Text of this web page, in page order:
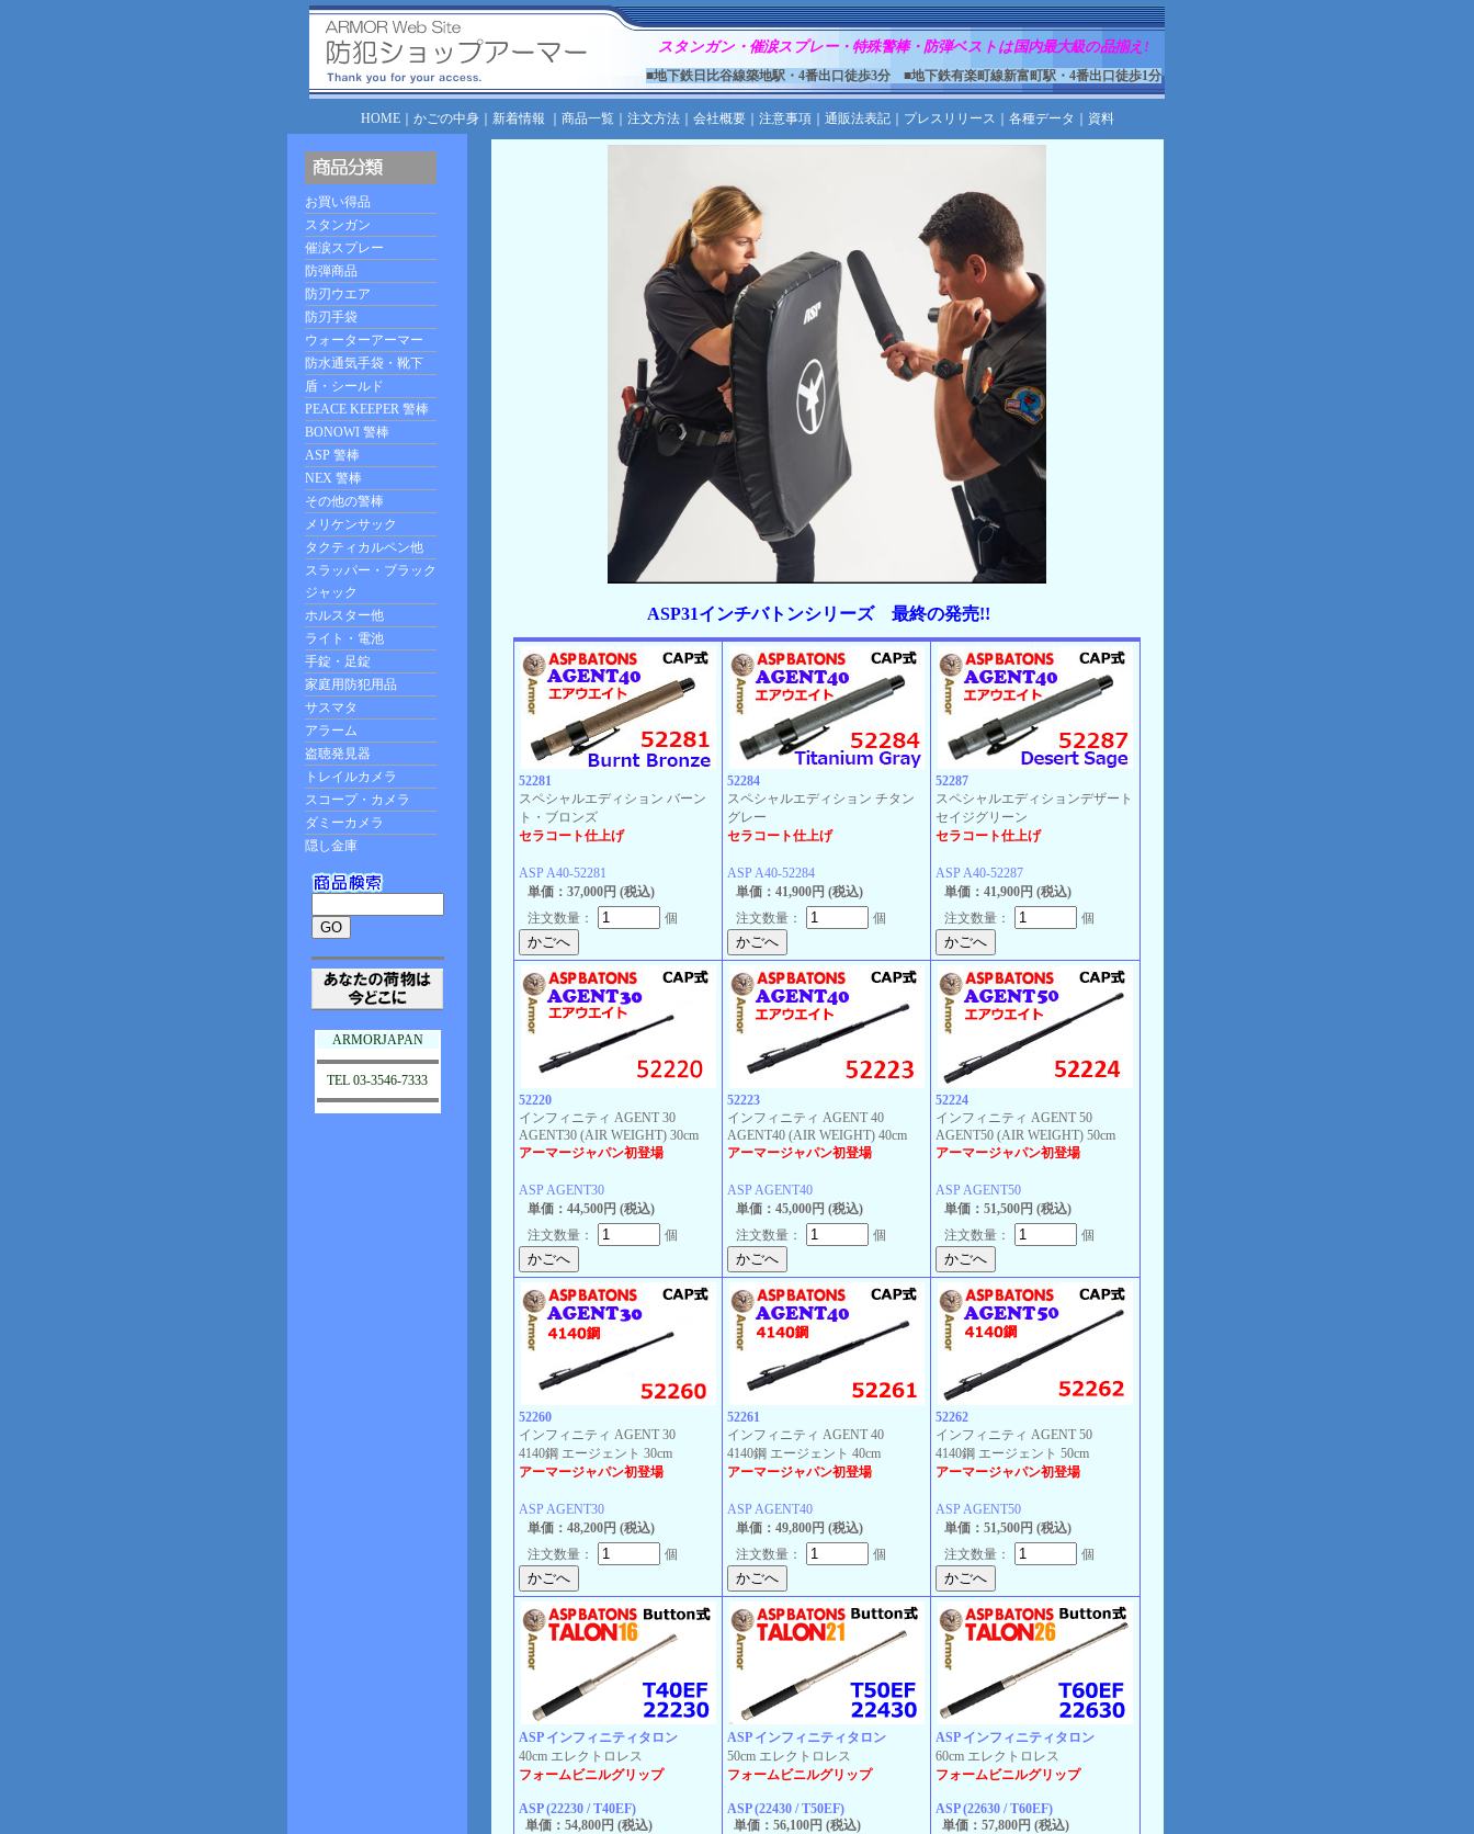
スタンガン・催涙スプレー・特殊警棒・防弾ベストは国内最大級の品揃え!
■地下鉄日比谷線築地駅・4番出口徒歩3分 ■地下鉄有楽町線新富町駅・4番出口徒歩1分
HOME｜ かごの中身｜ 新着情報 商品一覧｜ 注文方法｜ 会社概要｜ 注意事項｜ 通販法表記｜ プレスリリース 各種データ 資料
ARMORJAPAN
TEL 03-3546-7333
ASP31インチバトンシリーズ 最終の発売!!
52281
スペシャルエディション バーン
ト・ブロンズ
セラコート仕上げ
ASP A40-52281
単価：37,000円 (税込)
注文数量：
個
52284
スペシャルエディション チタン
グレー
セラコート仕上げ
ASP A40-52284
単価：41,900円 (税込)
注文数量：
個
52287
スペシャルエディションデザート
セイジグリーン
セラコート仕上げ
ASP A40-52287
単価：41,900円 (税込)
注文数量：
個
52220
インフィニティ AGENT 30
AGENT30 (AIR WEIGHT) 30cm
アーマージャパン初登場
ASP AGENT30
単価：44,500円 (税込)
注文数量：
個
52223
インフィニティ AGENT 40
AGENT40 (AIR WEIGHT) 40cm
アーマージャパン初登場
ASP AGENT40
単価：45,000円 (税込)
注文数量：
個
52224
インフィニティ AGENT 50
AGENT50 (AIR WEIGHT) 50cm
アーマージャパン初登場
ASP AGENT50
単価：51,500円 (税込)
注文数量：
個
52260
インフィニティ AGENT 30
4140鋼 エージェント 30cm
アーマージャパン初登場
ASP AGENT30
単価：48,200円 (税込)
注文数量：
個
52261
インフィニティ AGENT 40
4140鋼 エージェント 40cm
アーマージャパン初登場
ASP AGENT40
単価：49,800円 (税込)
注文数量：
個
52262
インフィニティ AGENT 50
4140鋼 エージェント 50cm
アーマージャパン初登場
ASP AGENT50
単価：51,500円 (税込)
注文数量：
個
ASP インフィニティタロン
40cm エレクトロレス
フォームビニルグリップ
ASP (22230 / T40EF)
単価：54,800円 (税込)
ASP インフィニティタロン
50cm エレクトロレス
フォームビニルグリップ
ASP (22430 / T50EF)
単価：56,100円 (税込)
ASP インフィニティタロン
60cm エレクトロレス
フォームビニルグリップ
ASP (22630 / T60EF)
単価：57,800円 (税込)